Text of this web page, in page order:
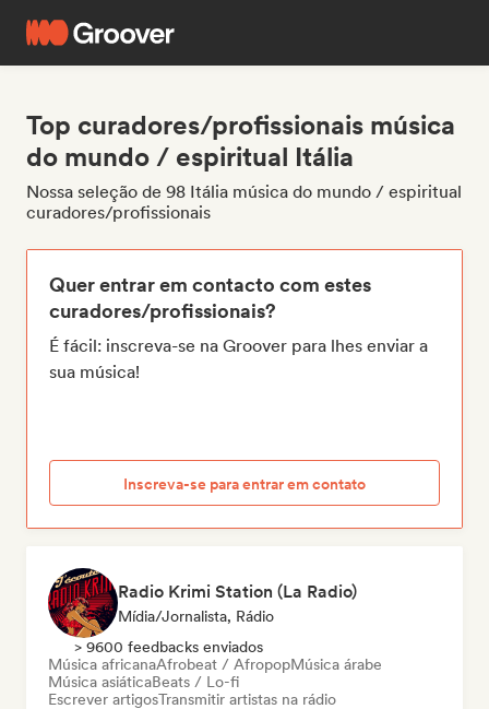
Top curadores/profissionais música
do mundo / espiritual Itália
Nossa seleção de 98 Itália música do mundo / espiritual
curadores/profissionais
Quer entrar em contacto com estes
curadores/profissionais?
É fácil: inscreva-se na Groover para lhes enviar a
sua música!
Inscreva-se para entrar em contato
Radio Krimi Station (La Radio)
Mídia/Jornalista, Rádio
> 9600 feedbacks enviados
Música africanaAfrobeat / AfropopMúsica árabe
Música asiáticaBeats / Lo-fi
Escrever artigosTransmitir artistas na rádio